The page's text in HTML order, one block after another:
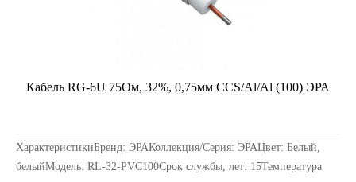
Кабель RG-6U 75Ом, 32%, 0,75мм CCS/Al/Al (100) ЭРА
ХарактеристикиБренд: ЭРАКоллекция/Серия: ЭРАЦвет: Белый,
белыйМодель: RL-32-PVC100Срок службы, лет: 15Температура